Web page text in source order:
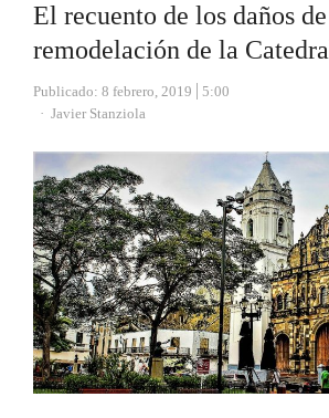
El recuento de los daños
remodelación de la
Publicado: 8 febrero, 2019
5:00
Autor
Javier Stanziola